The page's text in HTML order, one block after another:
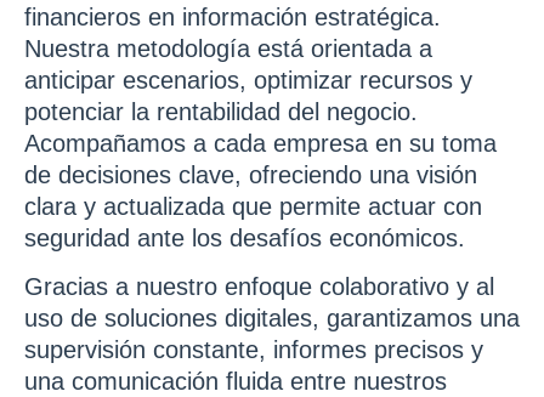
financieros en información estratégica.
Nuestra metodología está orientada a
anticipar escenarios, optimizar recursos y
potenciar la rentabilidad del negocio.
Acompañamos a cada empresa en su toma
de decisiones clave, ofreciendo una visión
clara y actualizada que permite actuar con
seguridad ante los desafíos económicos.
Gracias a nuestro enfoque colaborativo y al
uso de soluciones digitales, garantizamos una
supervisión constante, informes precisos y
una comunicación fluida entre nuestros